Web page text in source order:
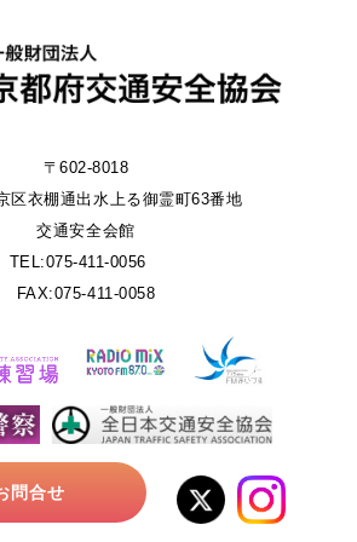
〒602-8018
区衣棚通出水上る御霊町63番地
交通安全会館
TEL:075-411-0056
FAX:075-411-0058
問合せ